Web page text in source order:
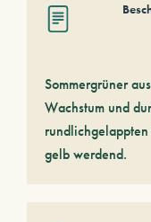
Sommergrüner
Wachstum und
gelb werdend.